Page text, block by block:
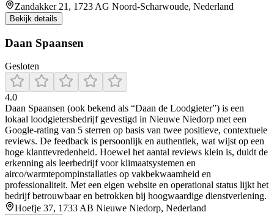
Zandakker 21, 1723 AG Noord-Scharwoude, Nederland
Bekijk details
Daan Spaansen
Gesloten
4.0
Daan Spaansen (ook bekend als “Daan de Loodgieter”) is een
lokaal loodgietersbedrijf gevestigd in Nieuwe Niedorp met een
Google-rating van 5 sterren op basis van twee positieve, contextuele
reviews. De feedback is persoonlijk en authentiek, wat wijst op een
hoge klanttevredenheid. Hoewel het aantal reviews klein is, duidt de
erkenning als leerbedrijf voor klimaatsystemen en
airco/warmtepompinstallaties op vakbekwaamheid en
professionaliteit. Met een eigen website en operational status lijkt het
bedrijf betrouwbaar en betrokken bij hoogwaardige dienstverlening.
Hoefje 37, 1733 AB Nieuwe Niedorp, Nederland